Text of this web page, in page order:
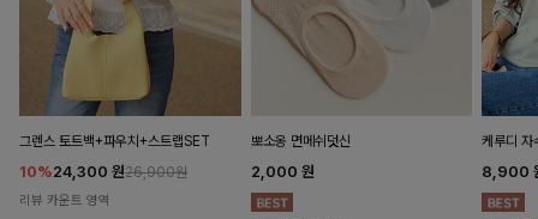
그렌스 토트백+파우치+스트랩SET
10%24,300 원26,900원
리뷰 카운트 영역
뽀소옹 면메쉬덧신
2,000 원
케루디 자
8,900